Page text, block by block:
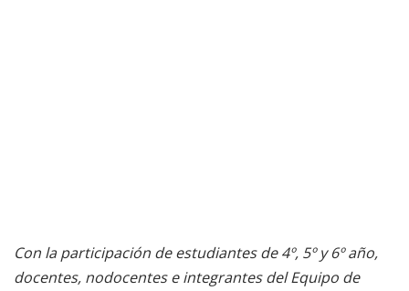
Con la participación de estudiantes de 4º, 5º y 6º año,
docentes, nodocentes e integrantes del Equipo de